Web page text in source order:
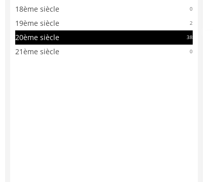
18ème siècle 0
19ème siècle 2
20ème siècle 38
21ème siècle 0